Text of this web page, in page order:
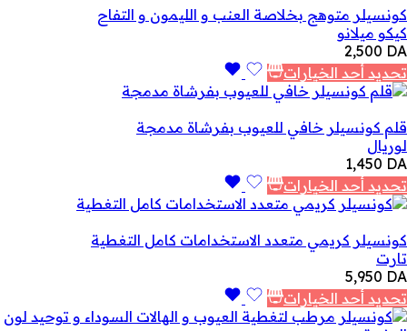
كونسيلر متوهج بخلاصة العنب و الليمون و التفاح
كيكو ميلانو
2,500 DA
تحديد أحد الخيارات
قلم كونسيلر خافي للعيوب بفرشاة مدمجة
لوريال
1,450 DA
تحديد أحد الخيارات
كونسيلر كريمي متعدد الاستخدامات كامل التغطية
تارت
5,950 DA
تحديد أحد الخيارات